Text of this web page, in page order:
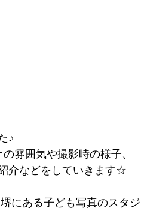
♪
雰囲気や撮影時の様子、
介などをしていきます☆
にある子ども写真のスタジ